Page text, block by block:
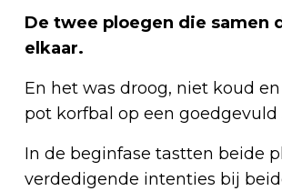
De twee ploegen die samen
elkaar.
En het was droog, niet koud
pot korfbal op een
In de beginfase tastten beide
verdedigende intenties bij